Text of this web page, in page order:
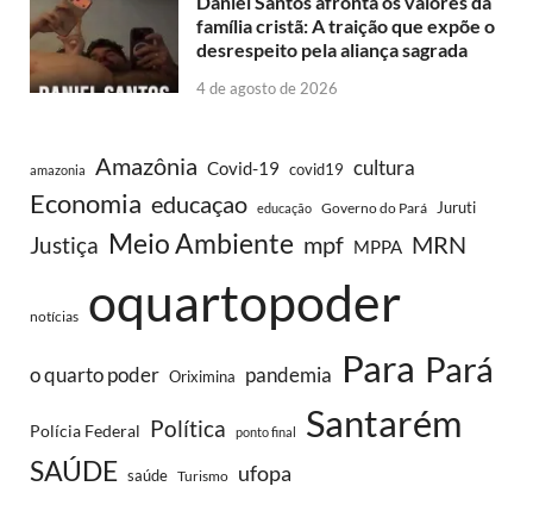
família cristã: A traição que expõe o
desrespeito pela aliança sagrada
4 de agosto de 2026
amazonia Amazônia Covid-19 covid19 cultura
Economia educaçao educação Governo do Pará Juruti
Justiça Meio Ambiente mpf MPPA MRN
notícias oquartopoder
o quarto poder Oriximina pandemia Para Pará
Polícia Federal Política ponto final Santarém
SAÚDE saúde Turismo ufopa